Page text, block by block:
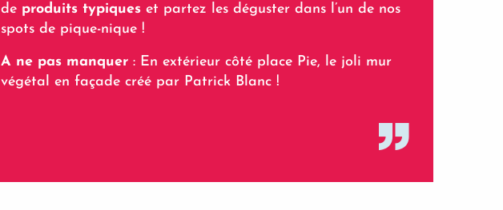
de produits typiques et partez les déguster dans l’un de nos
spots de pique-nique !
A ne pas manquer : En extérieur côté place Pie, le joli mur
végétal en façade créé par Patrick Blanc !